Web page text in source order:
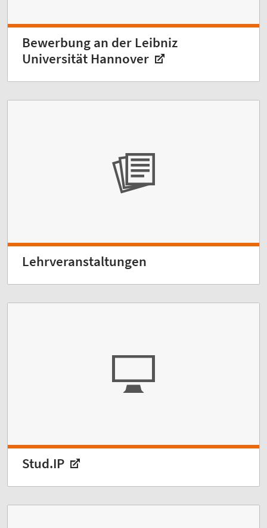
Bewerbung an der Leibniz
Universität Hannover
Lehrveranstaltungen
Stud.IP